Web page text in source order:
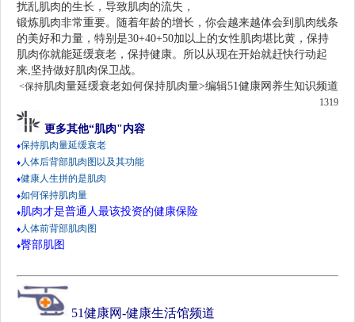
扰乱肌肉的生长，导致肌肉的流失，
锻炼肌肉非常重要。随着年龄的增长，你会越来越体会到肌肉线条
的美好和力量，特别是30+40+50加以上的女性肌肉堪比黄，保持
肌肉你就能延缓衰老，保持健康。所以从现在开始就赶快行动起
来,坚持做好肌肉保卫战。
<保持肌肉量延缓衰老如何保持肌肉量>编辑51健康网 养生知识频道
1319
更多其他“肌肉"内容
♦保持肌肉量延缓衰老
♦人体后背部肌肉图以及其功能
♦健康人生拼的是肌肉
♦如何保持肌肉量
♦肌肉才是普通人最该投资的健康保险
♦人体前背部肌肉图
♦臀部肌图
51健康网-健康生活馆频道